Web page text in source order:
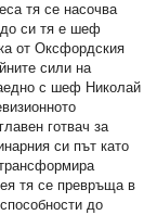
тя се насочва
си тя е шеф
от Оксфордския
сили на
с шеф Николай
готвач за
си път като
тя се превръща в
до